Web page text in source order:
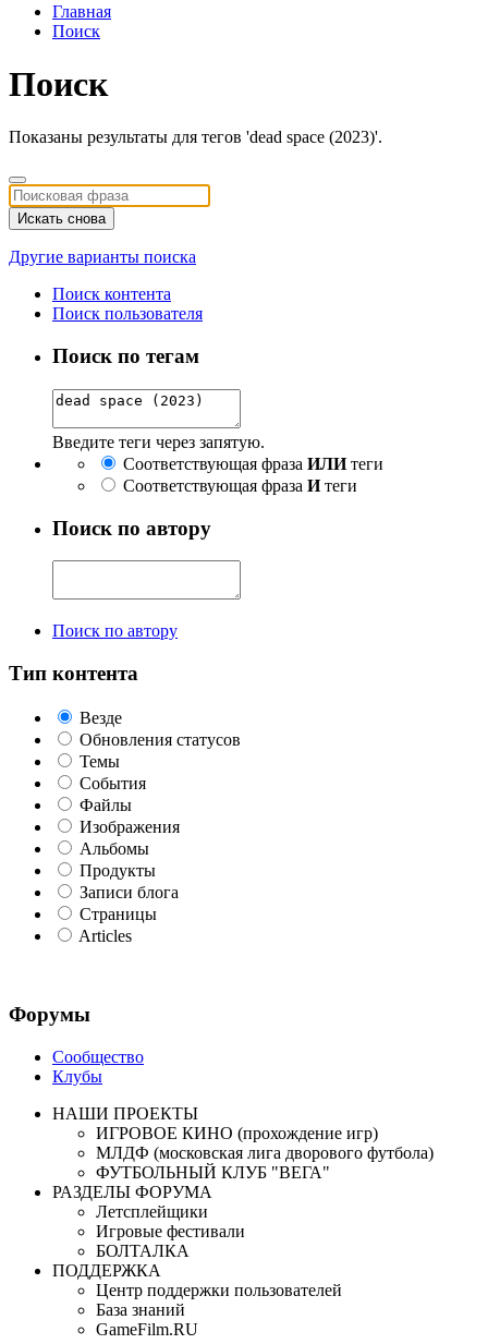
Главная
Поиск
Поиск
Показаны результаты для тегов 'dead space (2023)'.
Искать снова
Другие варианты поиска
Поиск контента
Поиск пользователя
Поиск по тегам
Введите теги через запятую.
Соответствующая фраза ИЛИтеги
Соответствующая фраза Итеги
Поиск по автору
Поиск по автору
Тип контента
Везде
Обновления статусов
Темы
События
Файлы
Изображения
Альбомы
Продукты
Записи блога
Страницы
Articles
Форумы
Сообщество
Клубы
НАШИ ПРОЕКТЫ
ИГРОВОЕ КИНО (прохождение игр)
МЛДФ (московская лига дворового футбола)
ФУТБОЛЬНЫЙ КЛУБ "ВЕГА"
РАЗДЕЛЫ ФОРУМА
Летсплейщики
Игровые фестивали
БОЛТАЛКА
ПОДДЕРЖКА
Центр поддержки пользователей
База знаний
GameFilm.RU